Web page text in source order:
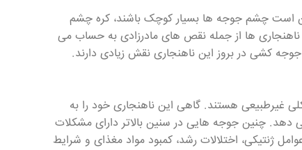
است چشم جوجه ها بسیار کوچک باشند، کره چشم
ناهنجاری ها از جمله نقص های مادرزادی به حساب می
کشی در بروز این ناهنجاری نقش زیادی دارند.
غیرطبیعی هستند. گاهی این ناهنجاری خود را به
چنین جوجه هایی در سنین بالاتر دارای مشکلات
ژنتیکی، اختلالات رشد، کمبود مواد مغذای و شرایط